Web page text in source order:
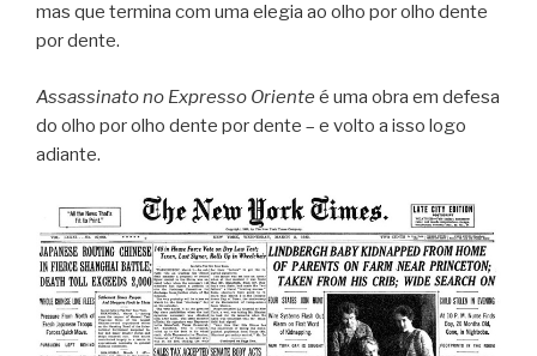
mas que termina com uma elegia ao olho por olho dente
por dente.
Assassinato no Expresso Oriente é uma obra em defesa
do olho por olho dente por dente – e volto a isso logo
adiante.